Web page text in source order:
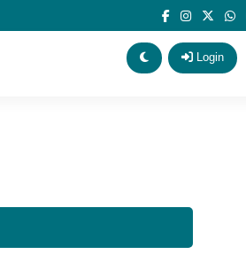
Login